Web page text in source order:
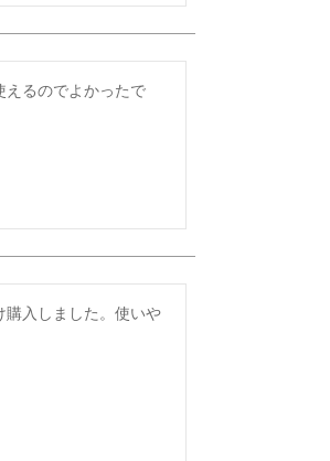
えるのでよかったで
購入しました。使いや